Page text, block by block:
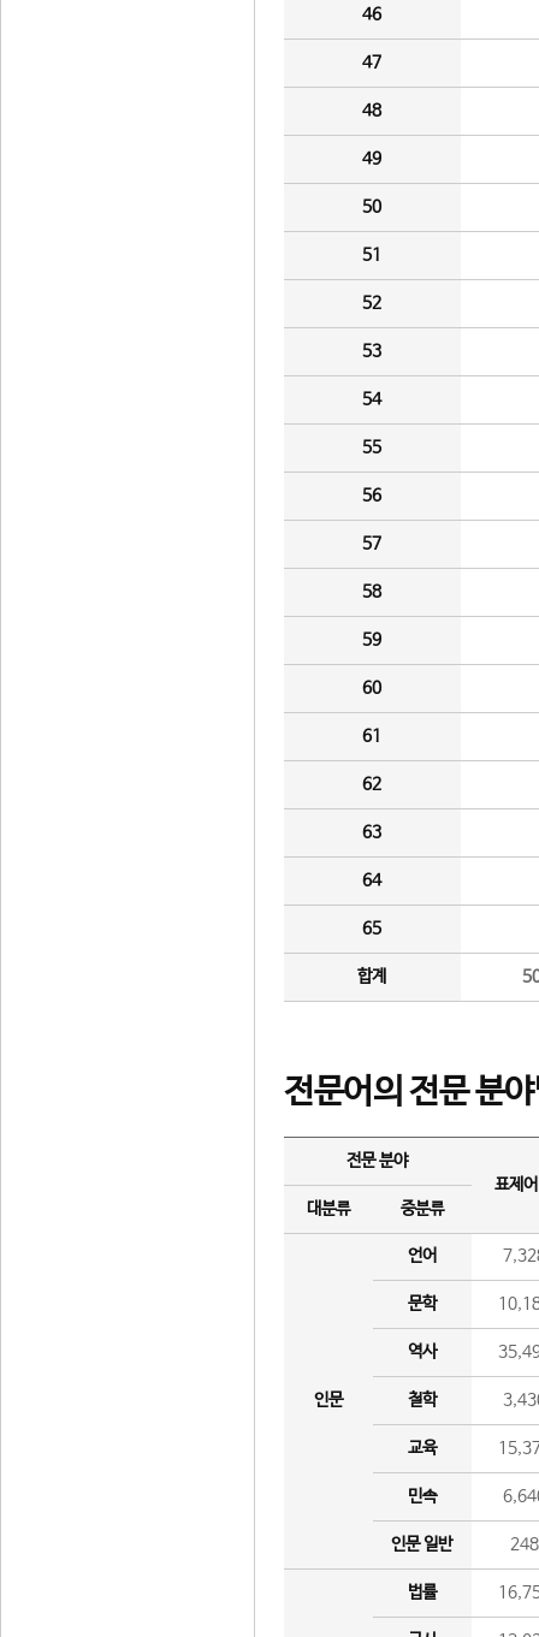
46
47
48
49
50
51
52
53
54
55
56
57
58
59
60
61
62
63
64
65
합계
전문어의 전문 분
전문 분야
표제
대분류
중분류
인문
언어
문학
역사
철학
교육
민속
인문 일반 248
법률